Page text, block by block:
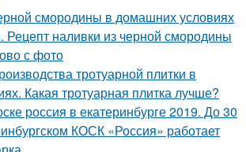
смородины в домашних условиях
Рецепт наливки из черной смородины
с фото
тротуарной плитки в
Какая тротуарная плитка лучше?
россия в екатеринбурге 2019. До 30
КОСК «Россия» работает